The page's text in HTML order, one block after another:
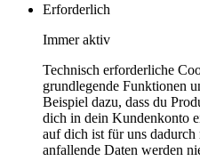
Erforderlich
Immer aktiv
Technisch erforderliche
grundlegende Funktionen
Beispiel dazu, dass du
dich in dein Kundenkonto
auf dich ist für uns
anfallende Daten werden